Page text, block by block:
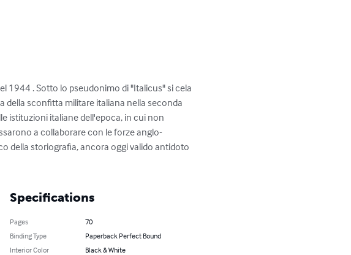
1944 . Sotto lo pseudonimo di "Italicus" si cela
della sconfitta militare italiana nella seconda
istituzioni italiane dell'epoca, in cui non
a collaborare con le forze anglo-
della storiografia, ancora oggi valido antidoto
Specifications
Pages
70
Binding Type
Paperback Perfect Bound
Interior Color
Black & White